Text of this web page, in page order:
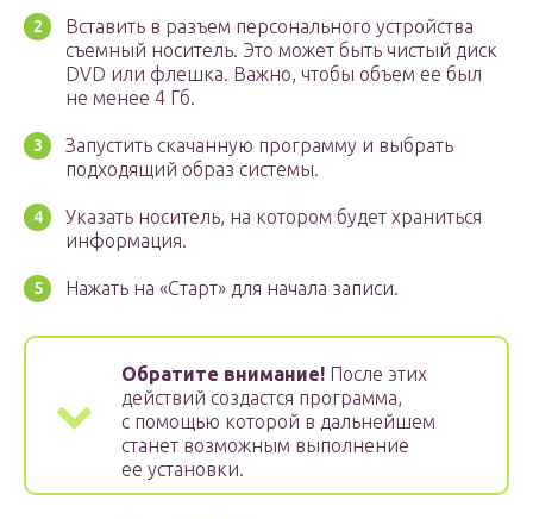
Вставить в разъем персонального устройства
съемный носитель. Это может быть чистый диск
DVD или флешка. Важно, чтобы объем ее был
не менее 4 Гб.
Запустить скачанную программу и выбрать
подходящий образ системы.
Указать носитель, на котором будет храниться
информация.
Нажать на «Старт» для начала записи.
Обратите внимание! После этих
действий создастся программа,
с помощью которой в дальнейшем
станет возможным выполнение
ее установки.